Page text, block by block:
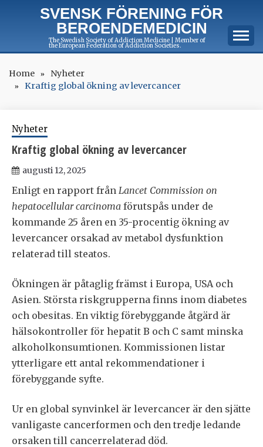
SVENSK FÖRENING FÖR
BEROENDEMEDICIN
The Swedish Society of Addiction Medicine | Member of
the European Federation of Addiction Societies.
Home
Nyheter
Kraftig global ökning av levercancer
Nyheter
Kraftig global ökning av levercancer
augusti 12, 2025
Enligt en rapport från Lancet Commission on
hepatocellular carcinoma förutspås under de
kommande 25 åren en 35-procentig ökning av
levercancer orsakad av metabol dysfunktion
relaterad till steatos.
Ökningen är påtaglig främst i Europa, USA och
Asien. Största riskgrupperna finns inom diabetes
och obesitas. En viktig förebyggande åtgärd är
hälsokontroller för hepatit B och C samt minska
alkoholkonsumtionen. Kommissionen listar
ytterligare ett antal rekommendationer i
förebyggande syfte.
Ur en global synvinkel är levercancer är den sjätte
vanligaste cancerformen och den tredje ledande
orsaken till cancerrelaterad död.